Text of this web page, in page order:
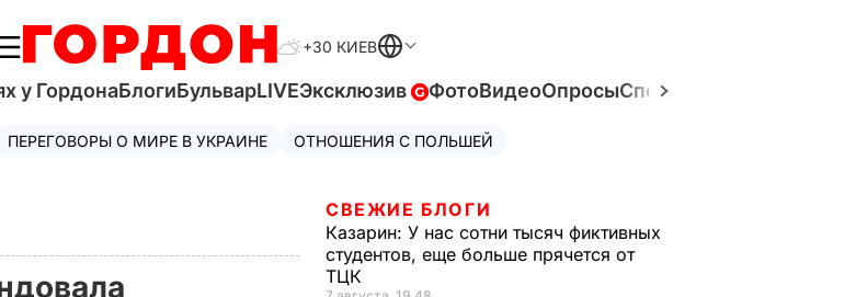
+30 КИЕВ
у ГордонаБлогиБульварLIVEЭксклюзив ФотоВидеоОпросыСпецпроекты
ПЕРЕГОВОРЫ О МИРЕ В УКРАИНЕ ОТНОШЕНИЯ С ПОЛЬШЕЙ
СВЕЖИЕ БЛОГИ
Казарин: У нас сотни тысяч фиктивных
студентов, еще больше прячется от
ТЦК